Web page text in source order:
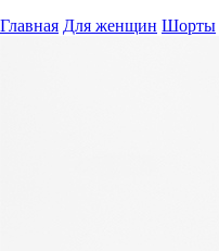
Главная Для женщин Шорты